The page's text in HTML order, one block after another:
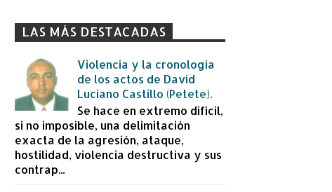
LAS MÁS DESTACADAS
Violencia y la cronología
de los actos de David
Luciano Castillo (Petete).
Se hace en extremo difícil,
si no imposible, una delimitación
exacta de la agresión, ataque,
hostilidad, violencia destructiva y sus
contrap...